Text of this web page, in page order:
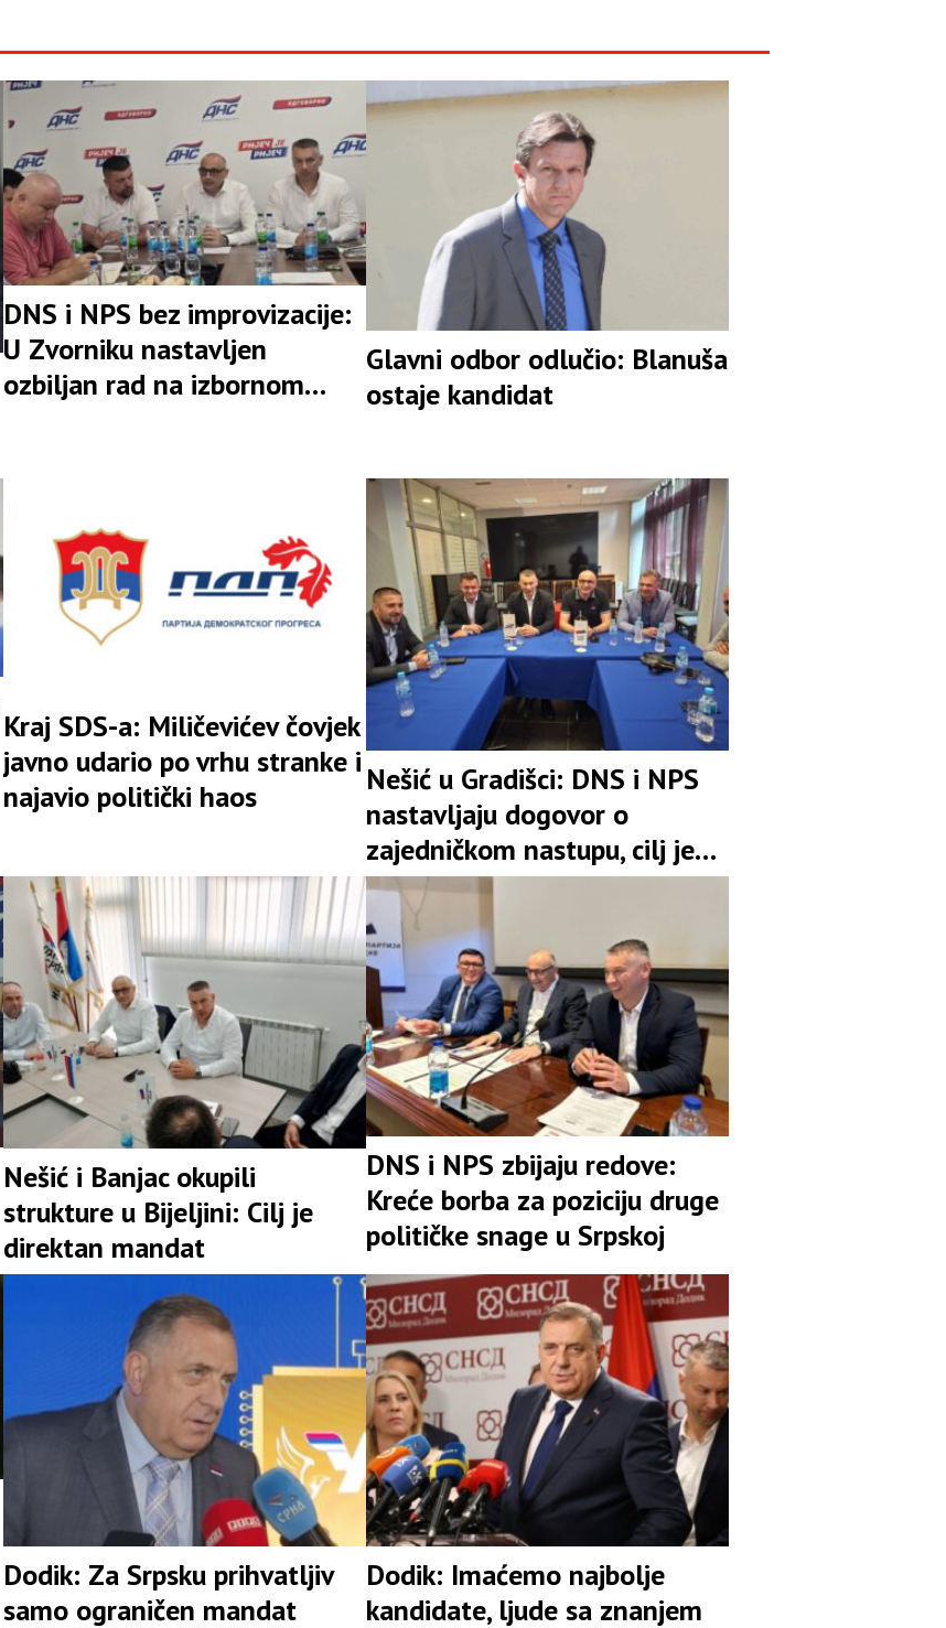
DNS i NPS bez improvizacije:
U Zvorniku nastavljen
ozbiljan rad na izbornom
Glavni odbor odlučio: Blanuša
ostaje kandidat
Kraj SDS-a: Miličevićev čovjek
javno udario po vrhu stranke i
najavio politički haos
Nešić u Gradišci: DNS i NPS
nastavljaju dogovor o
zajedničkom nastupu, cilj je
snažna pozicija u koaliciji
Nešić i Banjac okupili
strukture u Bijeljini: Cilj je
direktan mandat
DNS i NPS zbijaju redove:
Kreće borba za poziciju druge
političke snage u Srpskoj
Dodik: Za Srpsku prihvatljiv
samo ograničen mandat
Dodik: Imaćemo najbolje
kandidate, ljude sa znanjem